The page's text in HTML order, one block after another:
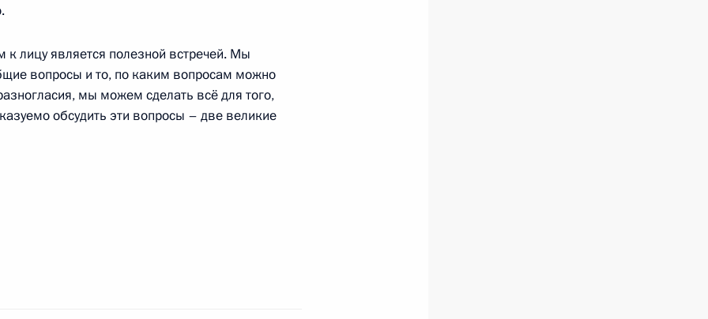
ядерной войны
США Джозефом Байденом
лицу является полезной встречей. Мы
вопросы и то, по каким вопросам можно
мы можем сделать всё для того,
обсудить эти вопросы – две великие